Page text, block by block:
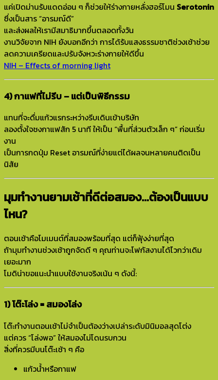
แค่เปิดม่านรับแดดอ่อน ๆ ก็ช่วยให้ร่างกายหลั่งฮอร์โมน Serotonin
ซึ่งเป็นสาร “อารมณ์ดี”
และส่งผลให้เรามีสมาธิมากขึ้นตลอดทั้งวัน
งานวิจัยจาก NIH ยังบอกอีกว่า การได้รับแสงธรรมชาติช่วงเช้าช่วย
ลดความเครียดและปรับจังหวะร่างกายให้ดีขึ้น
NIH – Effects of morning light
4) กาแฟที่ไม่รีบ – แต่เป็นพิธีกรรม
แทนที่จะดื่มแก้วแรกระหว่างรีบเดินเข้าบริษัท
ลองตั้งใจชงกาแฟสัก 5 นาที ให้เป็น “พื้นที่ส่วนตัวเล็ก ๆ” ก่อนเริ่ม
งาน
เป็นการกดปุ่ม Reset อารมณ์ที่ง่ายแต่ได้ผลจนหลายคนติดเป็น
นิสัย
มุมทำงานยามเช้าที่ดีต่อสมอง…ต้องเป็นแบบ
ไหน?
ตอนเช้าคือโมเมนต์ที่สมองพร้อมที่สุด แต่ก็ฟุ้งง่ายที่สุด
ถ้ามุมทำงานช่วงเช้าถูกจัดดี ๆ คุณท่านจะโฟกัสงานได้ไวกว่าเดิม
เยอะมาก
โมดิน่าขอแนะนำแบบใช้งานจริงเน้น ๆ ดังนี้:
1) โต๊ะโล่ง = สมองโล่ง
โต๊ะทำงานตอนเช้าไม่จำเป็นต้องว่างเปล่าระดับมินิมอลสุดโต่ง
แต่ควร “โล่งพอ” ให้สมองไม่โดนรบกวน
สิ่งที่ควรมีบนโต๊ะเช้า ๆ คือ
แก้วน้ำหรือกาแฟ